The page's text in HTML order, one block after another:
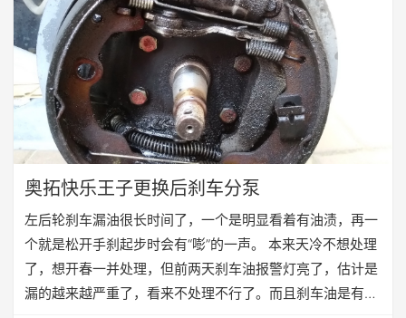
开小灯可以开大灯，那么把这两个供电改成钥匙打开才有电
就可以了，也就是说把这两套系统的常电改为ACC供…
奥拓快乐王子更换后刹车分泵
左后轮刹车漏油很长时间了，一个是明显看着有油渍，再一
个就是松开手刹起步时会有“嘭”的一声。 本来天冷不想处理
了，想开春一并处理，但前两天刹车油报警灯亮了，估计是
漏的越来越严重了，看来不处理不行了。而且刹车油是有腐